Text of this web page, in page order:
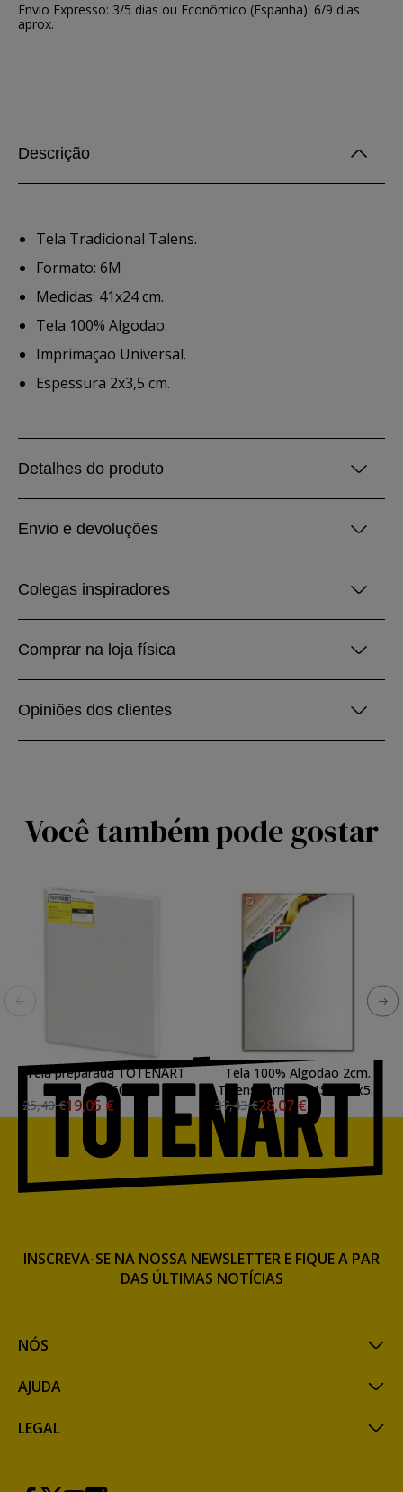
Envio Expresso: 3/5 dias ou Econômico (Espanha): 6/9 dias
aprox.
Descrição
Tela Tradicional Talens.
Formato: 6M
Medidas: 41x24 cm.
Tela 100% Algodao.
Imprimaçao Universal.
Espessura 2x3,5 cm.
Detalhes do produto
Envio e devoluções
Colegas inspiradores
Comprar na loja física
Opiniões dos clientes
Você também pode gostar
Tela preparada TOTENART
25P (81x60 cm)
25,40 €19,05 €
Tela 100% Algodao 2cm.
Talens formato 15F, 65x54
cm
37,43 €28,07 €
NÓS
AJUDA
LEGAL
INSCREVA-SE NA NOSSA NEWSLETTER E FIQUE A PAR
DAS ÚLTIMAS NOTÍCIAS